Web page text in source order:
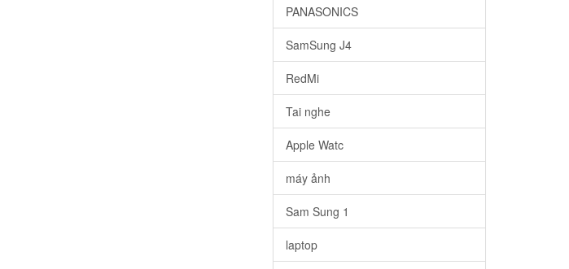
PANASONICS
SamSung J4
RedMi
Tai nghe
Apple Watc
máy ảnh
Sam Sung 1
laptop